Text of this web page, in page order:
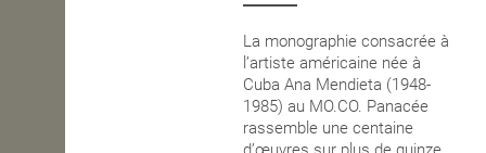
La monographie consacrée à
l’artiste américaine née à
Cuba Ana Mendieta (1948-
1985) au MO.CO. Panacée
rassemble une centaine